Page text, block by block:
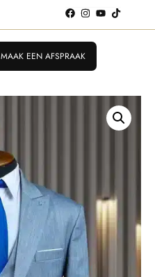
MAAK EEN AFSPRAAK